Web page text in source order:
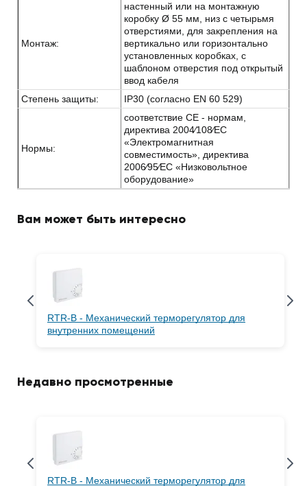
Монтаж:
настенный или на монтажную
коробку Ø 55 мм, низ с четырьмя
отверстиями, для закрепления на
вертикально или горизонтально
установленных коробках, с
шаблоном отверстия под открытый
ввод кабеля
Степень защиты:
IP30 (согласно EN 60 529)
Нормы:
соответствие CE - нормам,
директива 2004⁄108⁄EC
«Электромагнитная
совместимость», директива
2006⁄95⁄EC «Низковольтное
оборудование»
Вам может быть интересно
RTR-B - Механический терморегулятор для
внутренних помещений
Недавно просмотренные
RTR-B - Механический терморегулятор для